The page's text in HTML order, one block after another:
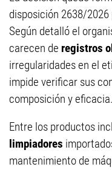
disposición 2638/
Según detalló el
carecen de registros
irregularidades en el
impide verificar sus
composición y eficacia.
Entre los productos
limpiadores
mantenimiento de